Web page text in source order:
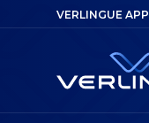
VERLINGUE APP